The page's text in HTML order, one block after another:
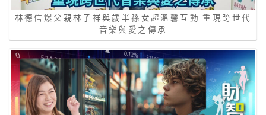
林德信爆父親林子祥與歲半孫女超溫馨互動 重現跨世代
音樂與愛之傳承